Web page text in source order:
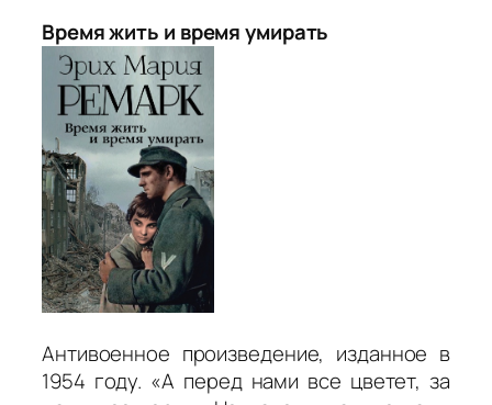
Время жить и время умирать
Антивоенное произведение, изданное в
1954 году. «А перед нами все цветет, за